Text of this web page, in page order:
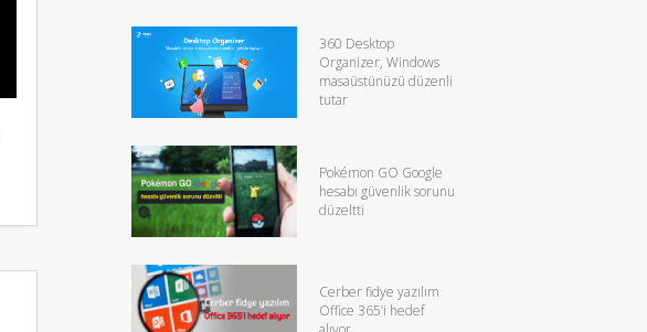
360 Desktop
Organizer, Windows
masaüstünüzü düzenli
tutar
Pokémon GO Google
hesabı güvenlik sorunu
düzeltti
Cerber fidye yazılım
Office 365’i hedef